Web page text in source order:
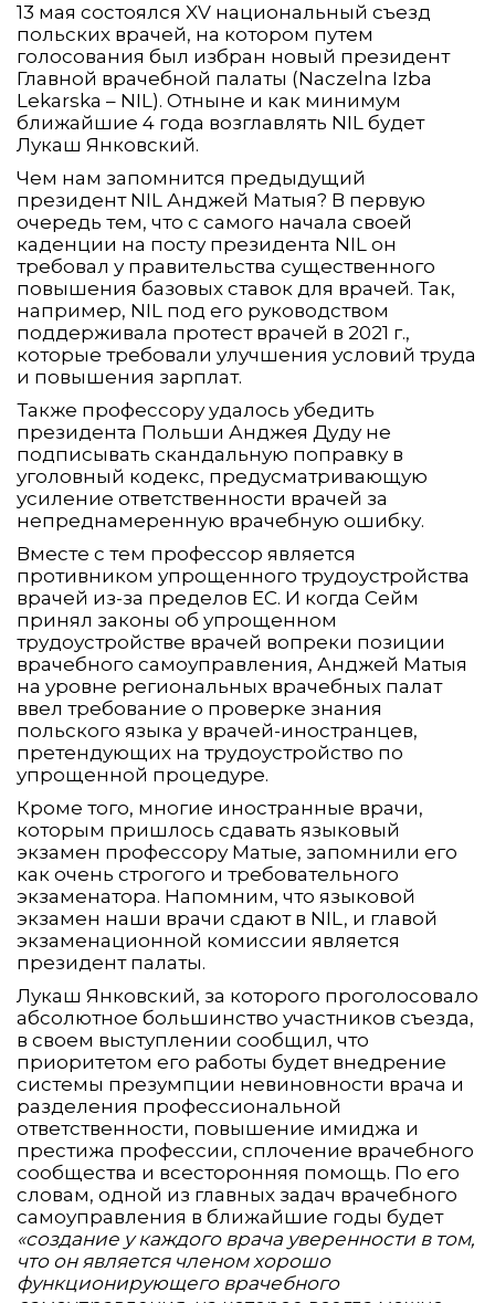
13 мая состоялся XV национальный съезд
польских врачей, на котором путем
голосования был избран новый президент
Главной врачебной палаты (Naczelna Izba
Lekarska – NIL). Отныне и как минимум
ближайшие 4 года возглавлять NIL будет
Лукаш Янковский.
Чем нам запомнится предыдущий
президент NIL Анджей Матыя? В первую
очередь тем, что с самого начала своей
каденции на посту президента NIL он
требовал у правительства существенного
повышения базовых ставок для врачей. Так,
например, NIL под его руководством
поддерживала протест врачей в 2021 г.,
которые требовали улучшения условий труда
и повышения зарплат.
Также профессору удалось убедить
президента Польши Анджея Дуду не
подписывать скандальную поправку в
уголовный кодекс, предусматривающую
усиление ответственности врачей за
непреднамеренную врачебную ошибку.
Вместе с тем профессор является
противником упрощенного трудоустройства
врачей из-за пределов ЕС. И когда Сейм
принял законы об упрощенном
трудоустройстве врачей вопреки позиции
врачебного самоуправления, Анджей Матыя
на уровне региональных врачебных палат
ввел требование о проверке знания
польского языка у врачей-иностранцев,
претендующих на трудоустройство по
упрощенной процедуре.
Кроме того, многие иностранные врачи,
которым пришлось сдавать языковый
экзамен профессору Матые, запомнили его
как очень строгого и требовательного
экзаменатора. Напомним, что языковой
экзамен наши врачи сдают в NIL, и главой
экзаменационной комиссии является
президент палаты.
Лукаш Янковский, за которого проголосовало
абсолютное большинство участников съезда,
в своем выступлении сообщил, что
приоритетом его работы будет внедрение
системы презумпции невиновности врача и
разделения профессиональной
ответственности, повышение имиджа и
престижа профессии, сплочение врачебного
сообщества и всесторонняя помощь. По его
словам, одной из главных задач врачебного
самоуправления в ближайшие годы будет
«создание у каждого врача уверенности в том,
что он является членом хорошо
функционирующего врачебного